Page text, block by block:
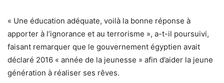
« Une éducation adéquate, voilà la bonne réponse à
apporter à l’ignorance et au terrorisme », a-t-il poursuivi,
faisant remarquer que le gouvernement égyptien avait
déclaré 2016 « année de la jeunesse » afin d’aider la jeune
génération à réaliser ses rêves.